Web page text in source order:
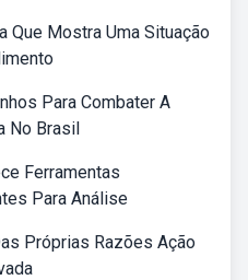
Que Mostra Uma Situação
Para Combater A
No Brasil
Ferramentas
Para Análise
Próprias Razões Ação